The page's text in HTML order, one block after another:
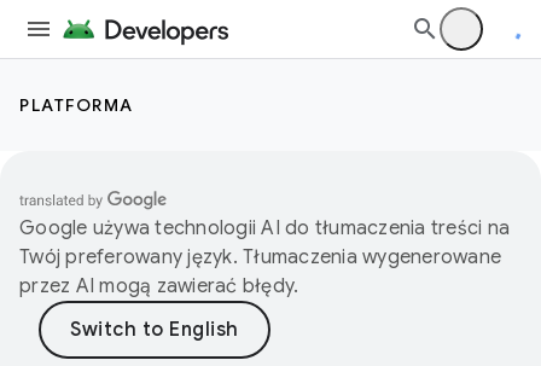
PLATFORMA
Google używa technologii AI do tłumaczenia treści na
Twój preferowany język. Tłumaczenia wygenerowane
przez AI mogą zawierać błędy.